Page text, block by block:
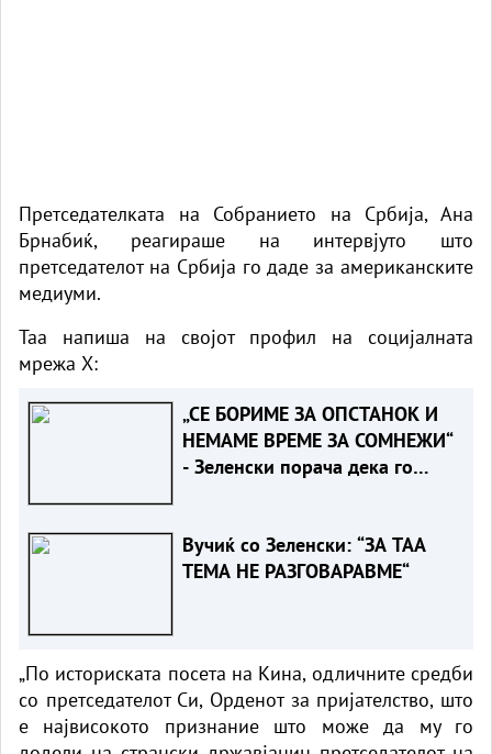
Претседателката на Собранието на Србија, Ана
Брнабиќ, реагираше на интервјуто што
претседателот на Србија го даде за американските
медиуми.
Таа напиша на својот профил на социјалната
мрежа X:
„СЕ БОРИМЕ ЗА ОПСТАНОК И
НЕМАМЕ ВРЕМЕ ЗА СОМНЕЖИ“
- Зеленски порача дека го
Вучиќ со Зеленски: “ЗА ТАА
ТЕМА НЕ РАЗГОВАРАВМЕ“
„По историската посета на Кина, одличните средби
со претседателот Си, Орденот за пријателство, што
е највисокото признание што може да му го